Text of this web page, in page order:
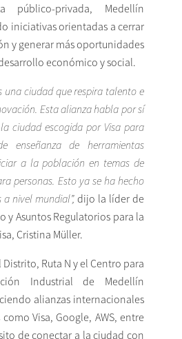
público-privada, Medellín
iniciativas orientadas a cerrar
y generar más oportunidades
económico y social.
una ciudad que respira talento e
Esta alianza habla por sí
ciudad escogida por Visa para
enseñanza de herramientas
a la población en temas de
personas. Esto ya se ha hecho
a nivel mundial”, dijo la líder de
y Asuntos Regulatorios para la
Cristina Müller.
Ruta N y el Centro para
Industrial de Medellín
alianzas internacionales
Visa, Google, AWS, entre
de conectar a la ciudad con